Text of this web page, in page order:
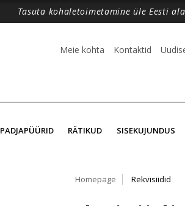
Tasuta kohaletoimetamine üle Eesti
Meie kohta Kontaktid
PADJAPÜÜRID RÄTIKUD SISEKUJUNDUS
Homepage Rekvisiidid